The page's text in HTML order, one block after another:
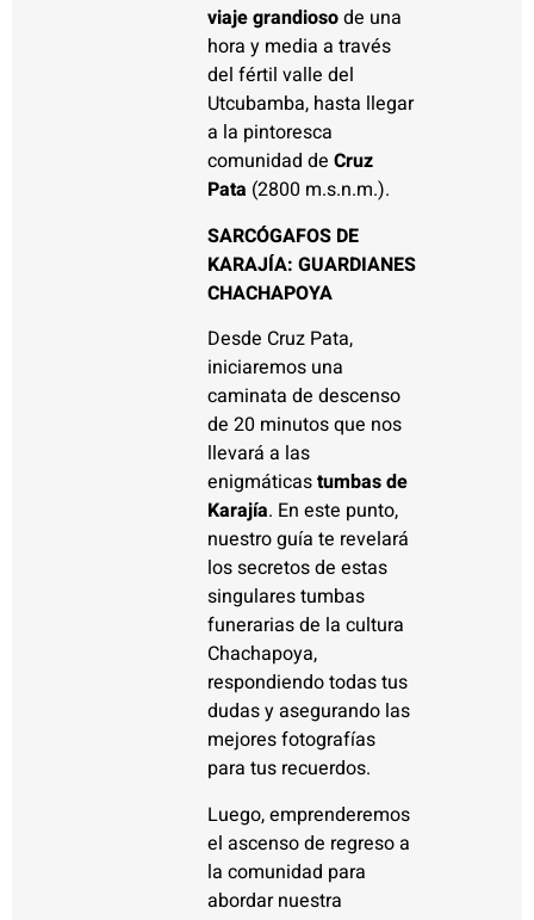
viaje grandiosode una
hora y media a través
del fértil valle del
Utcubamba, hasta llegar
a la pintoresca
comunidad de Cruz
Pata (2800 m.s.n.m.).
SARCÓGAFOS DE
KARAJÍA: GUARDIANES
CHACHAPOYA
Desde Cruz Pata,
iniciaremos una
caminata de descenso
de 20 minutos que nos
llevará a las
enigmáticastumbas de
Karajía. En este punto,
nuestro guía te revelará
los secretos de estas
singulares tumbas
funerarias de la cultura
Chachapoya,
respondiendo todas tus
dudas y asegurando las
mejores fotografías
para tus recuerdos.
Luego, emprenderemos
el ascenso de regreso a
la comunidad para
abordar nuestra